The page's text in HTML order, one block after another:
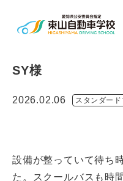
SY様
2026.02.06 スタンダード
設備が整っていて待ち
た。スクールバスも時